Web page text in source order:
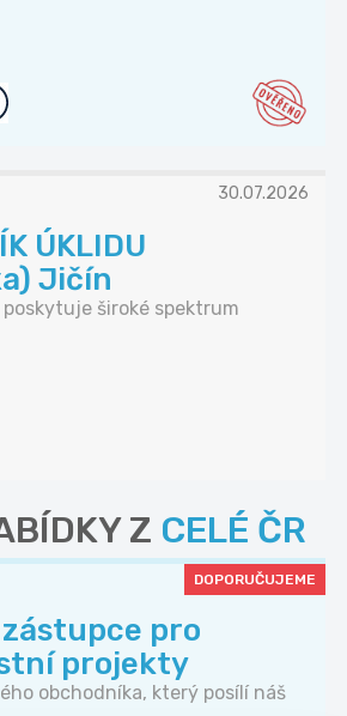
30.07.2026
ÚKLIDU
Jičín
poskytuje široké spektrum
Z CELÉ ČR
DOPORUČUJEME
pro
projekty
obchodníka, který posílí náš